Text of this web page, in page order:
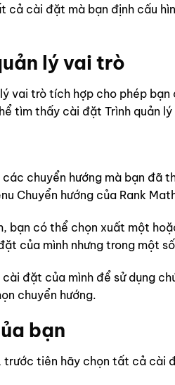
cả cài đặt mà bạn định cấu
lý vai trò
vai trò tích hợp cho phép
tìm thấy cài đặt Trình quản
chuyển hướng mà bạn đã
Chuyển hướng của Rank
bạn có thể chọn xuất một
của mình nhưng trong một
đặt của mình để sử dụng
chuyển hướng.
bạn
tiên hãy chọn tất cả cài